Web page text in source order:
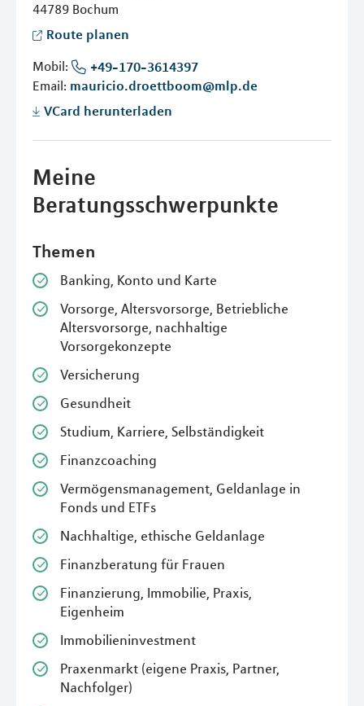
44789 Bochum
Route planen
Mobil:
+49-170-3614397
Email: mauricio.droettboom@mlp.de
VCard herunterladen
Meine
Beratungsschwerpunkte
Themen
Banking, Konto und Karte
Vorsorge, Altersvorsorge, Betriebliche
Altersvorsorge, nachhaltige
Vorsorgekonzepte
Versicherung
Gesundheit
Studium, Karriere, Selbständigkeit
Finanzcoaching
Vermögensmanagement, Geldanlage in
Fonds und ETFs
Nachhaltige, ethische Geldanlage
Finanzberatung für Frauen
Finanzierung, Immobilie, Praxis,
Eigenheim
Immobilieninvestment
Praxenmarkt (eigene Praxis, Partner,
Nachfolger)